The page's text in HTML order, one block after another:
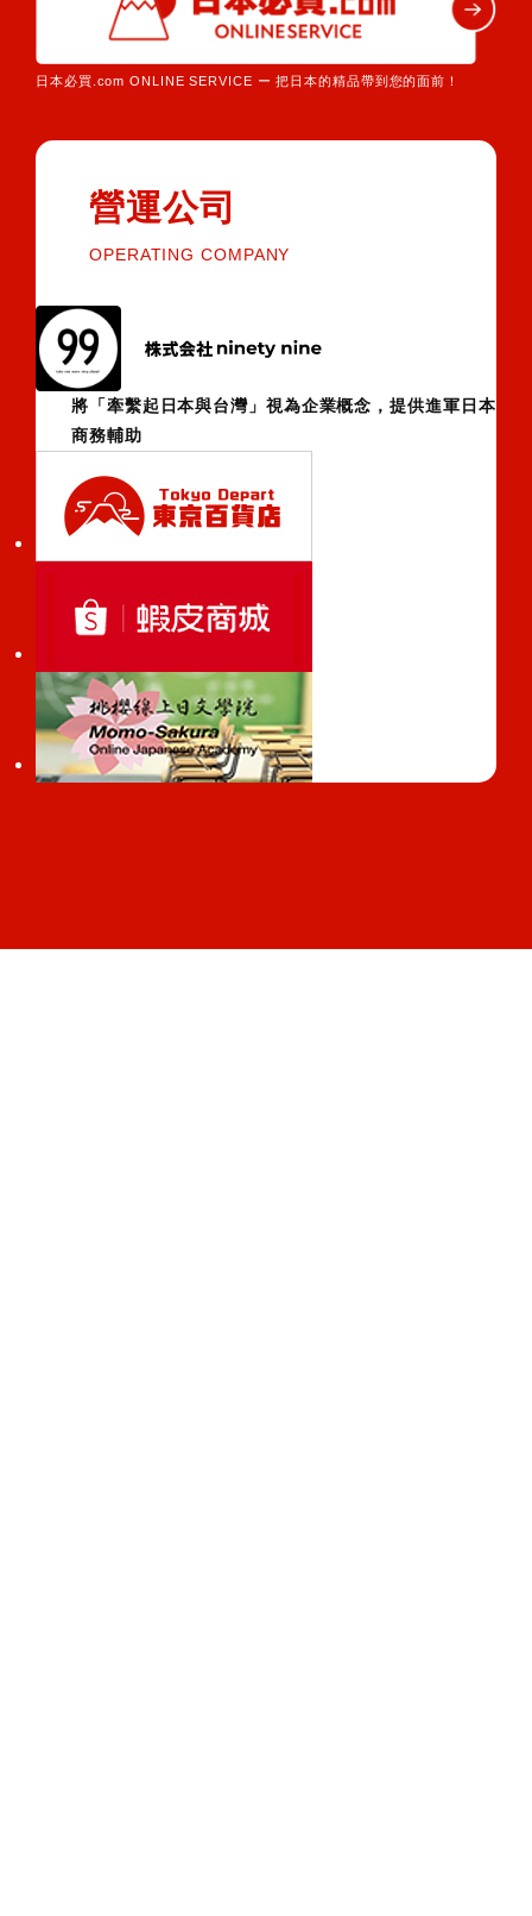
日本必買.com ONLINE SERVICE ー 把日本的精品帶到您的面前！
營運公司
OPERATING COMPANY
將「牽繫起日本與台灣」視為企業概念，提供進軍日本
商務輔助